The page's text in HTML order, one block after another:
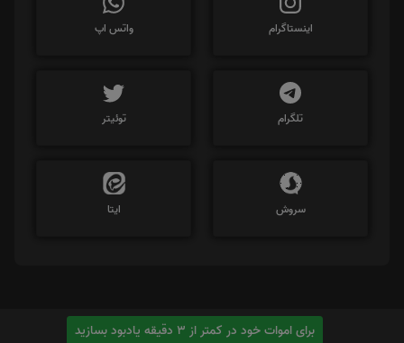
اینستاگرام واتس اپ
تلگرام توئیتر
سروش ایتا
برای اموات خود در کمتر از 3 دقیقه یادبود بسازید